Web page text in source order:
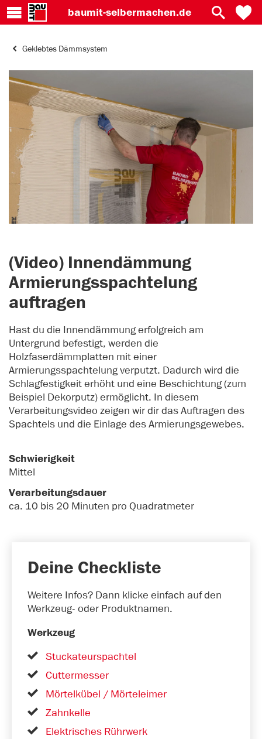
baumit-selbermachen.de
Geklebtes Dämmsystem
(Video) Innendämmung
Armierungsspachtelung
auftragen
Hast du die Innendämmung erfolgreich am
Untergrund befestigt, werden die
Holzfaserdämmplatten mit einer
Armierungsspachtelung verputzt. Dadurch wird die
Schlagfestigkeit erhöht und eine Beschichtung (zum
Beispiel Dekorputz) ermöglicht. In diesem
Verarbeitungsvideo zeigen wir dir das Auftragen des
Spachtels und die Einlage des Armierungsgewebes.
Schwierigkeit
Mittel
Verarbeitungsdauer
ca. 10 bis 20 Minuten pro Quadratmeter
Deine Checkliste
Weitere Infos? Dann klicke einfach auf den
Werkzeug- oder Produktnamen.
Werkzeug
Stuckateurspachtel
Cuttermesser
Mörtelkübel / Mörteleimer
Zahnkelle
Elektrisches Rührwerk